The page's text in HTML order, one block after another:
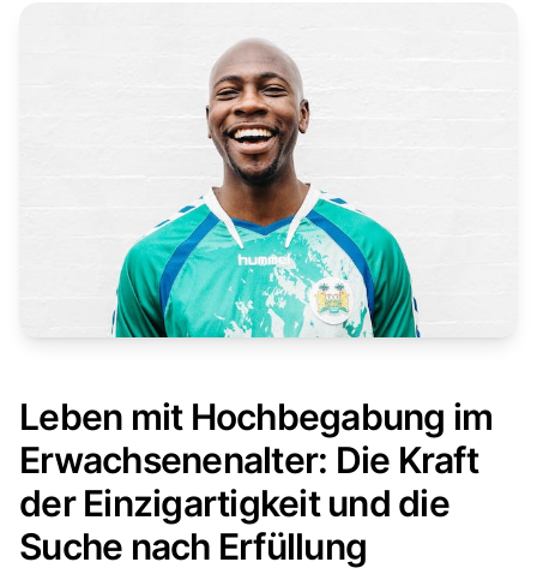
Leben mit Hochbegabung im
Erwachsenenalter: Die Kraft
der Einzigartigkeit und die
Suche nach Erfüllung